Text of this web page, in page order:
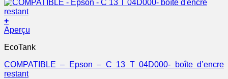
+
Aperçu
EcoTank
COMPATIBLE – Epson – C 13 T 04D000- boîte d’encre
restant